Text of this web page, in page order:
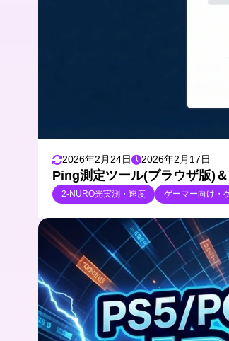
2026年2月24日 2026年2月17日
Ping測定ツール(ブラウザ版)
2-NURO光実測・速度 ゲーマー向け・